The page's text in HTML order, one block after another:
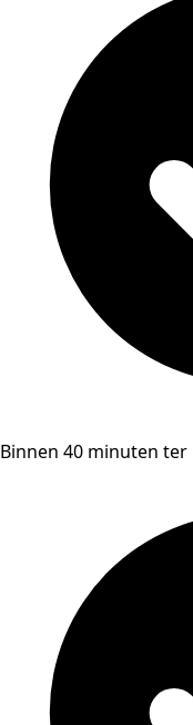
Binnen 40 minuten ter